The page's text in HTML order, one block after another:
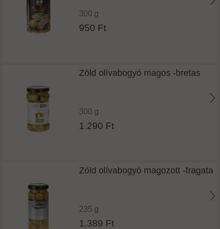
300 g
950 Ft
Zöld olívabogyó magos -bretas
300 g
1.290 Ft
Zöld olívabogyó magozott -fragata
235 g
1.389 Ft